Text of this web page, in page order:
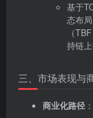
基于
态布
（
持链上
三、市场表现与
商业化路径 ‌：